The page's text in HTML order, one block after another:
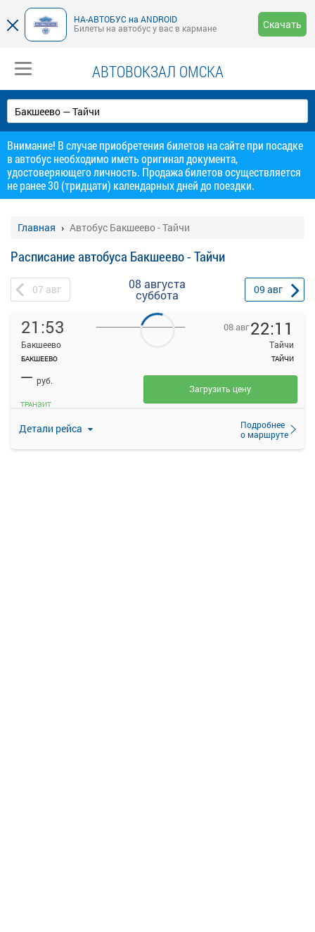
НА-АВТОБУС на ANDROID
Билеты на автобус у вас в кармане
Скачать
АВТОВОКЗАЛ ОМСКА
Внимание! В случае приобретения билетов на сайте при посадке
в автобус необходимо иметь оригинал документа,
удостоверяющего личность. Продажа билетов осуществляется
не ранее 30 (тридцати) календарных дней до поездки.
Главная Автобус Бакшеево - Тайчи
Расписание автобуса Бакшеево - Тайчи
07 авг 08 августа
суббота 09 авг
21:53
Бакшеево
БАКШЕЕВО
08 авг22:11
Тайчи
ТАЙЧИ
Детали рейса
Подробнее
о маршруте
— руб.
ТРАНЗИТ
Загрузить цену